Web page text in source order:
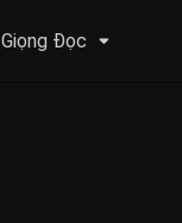
Giọng Đọc